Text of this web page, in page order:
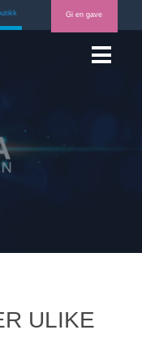
Gi en gave
ULIKE